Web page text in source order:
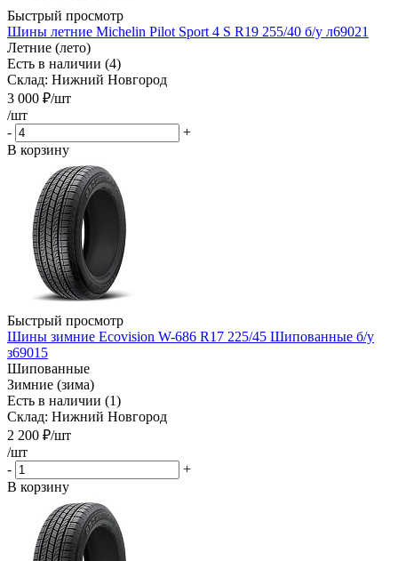
Быстрый просмотр
Шины летние Michelin Pilot Sport 4 S R19 255/40 б/у л69021
Летние (лето)
Есть в наличии (4)
Склад: Нижний Новгород
3 000 ₽/шт
/шт
-
+
В корзину
Быстрый просмотр
Шины зимние Ecovision W-686 R17 225/45 Шипованные б/у
з69015
Шипованные
Зимние (зима)
Есть в наличии (1)
Склад: Нижний Новгород
2 200 ₽/шт
/шт
-
+
В корзину